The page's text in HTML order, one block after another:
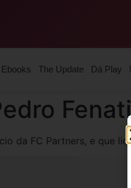
Ebooks The Update Dá Play
da FC Partners, e que